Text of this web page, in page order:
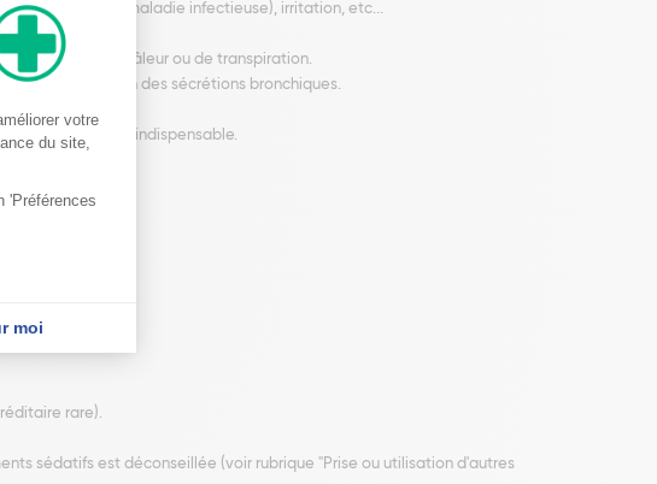
coqueluche (maladie infectieuse), irritation, etc...
(angine...), de pâleur ou de transpiration.
à l'évacuation des sécrétions bronchiques.
avis médical est indispensable.
rare).
sédatifs est déconseillée (voir rubrique "Prise ou utilisation d'autres